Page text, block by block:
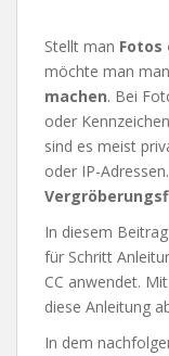
Stellt man Fotos
möchte man
machen. Bei
oder
sind es meist
oder IP-
In diesem
für Schritt
CC anwendet.
diese Anleitung
In dem